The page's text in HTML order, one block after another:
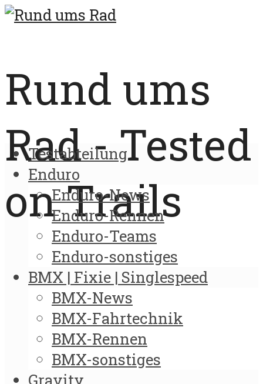
Rund ums
Rad - Tested
on Trails
Testabteilung
Enduro
Enduro-News
Enduro-Rennen
Enduro-Teams
Enduro-sonstiges
BMX | Fixie | Singlespeed
BMX-News
BMX-Fahrtechnik
BMX-Rennen
BMX-sonstiges
Gravity